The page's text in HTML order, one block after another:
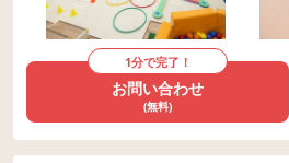
1分で完了！
お問い合わせ
(無料)